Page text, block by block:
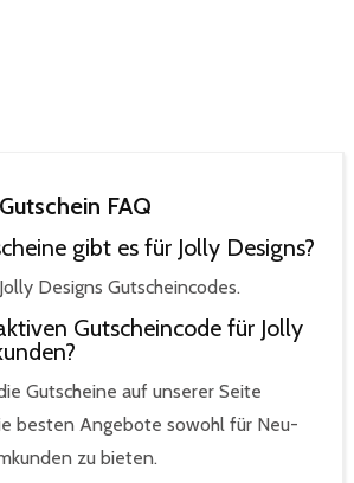
FAQ
gibt es für Jolly Designs?
Designs Gutscheincodes.
Gutscheincode für Jolly
Gutscheine auf unserer Seite
besten Angebote sowohl für Neu-
zu bieten.